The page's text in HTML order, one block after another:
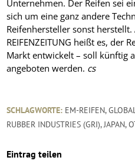
Unternehmen. Der Reifen sei
sich um eine ganz andere
Reifenhersteller sonst herstellt.
REIFENZEITUNG heißt es, der
Markt entwickelt – soll künftig
angeboten werden. cs
SCHLAGWORTE: EM-REIFEN,
RUBBER INDUSTRIES (GRI),JAPAN,
Eintrag teilen